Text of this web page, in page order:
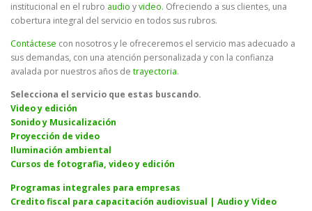
institucional en el rubro audio yvideo. Ofreciendo a sus clientes, una
cobertura integral del servicio en todos sus rubros.
Contáctese con nosotros y le ofreceremos el servicio mas adecuado a
sus demandas, con una atención personalizada y con la confianza
avalada por nuestros años de trayectoria.
Selecciona el servicio que estas buscando.
Video y edición
Sonido y Musicalización
Proyección de video
Iluminación ambiental
Cursos de fotografia, video y edición
Programas integrales para empresas
Credito fiscal para capacitación audiovisual | Audio y Video